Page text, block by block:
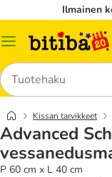
Ilmainen
Katalogivalikko
Hae
Kissan tarvikkeet
Advanced
P 60 cm x L 40 cm